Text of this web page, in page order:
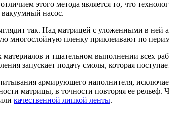
этого метода является то, что
вакуумный насос.
так. Над матрицей с уложенными в
многослойную пленку приклеивают по
и тщательном выполнении всех
запускает подачу смолы, которая
армирующего наполнителя,
матрицы, в точности повторяя ее
качественной липкой ленты.